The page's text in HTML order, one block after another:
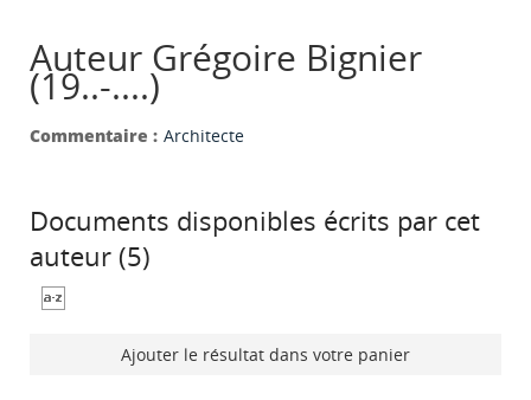
Auteur Grégoire Bignier
(19..-....)
Commentaire : Architecte
Documents disponibles écrits par cet
auteur (5)
Ajouter le résultat dans votre panier